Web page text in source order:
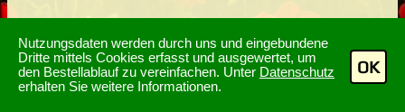
Nutzungsdaten werden durch uns und eingebundene
Dritte mittels Cookies erfasst und ausgewertet, um
den Bestellablauf zu vereinfachen. Unter Datenschutz
erhalten Sie weitere Informationen.
OK